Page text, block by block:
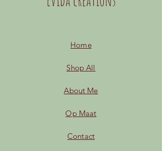
Home
Shop All
About Me
Op Maat
Contact